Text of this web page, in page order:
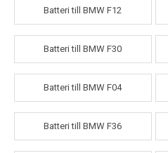
Batteri till BMW F12
Batteri till BMW F30
Batteri till BMW F04
Batteri till BMW F36